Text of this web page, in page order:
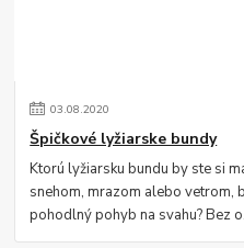
03.08.2020
Špičkové lyžiarske bundy
Ktorú lyžiarsku bundu by ste si
snehom, mrazom alebo vetrom,
pohodlný pohyb na svahu? Bez